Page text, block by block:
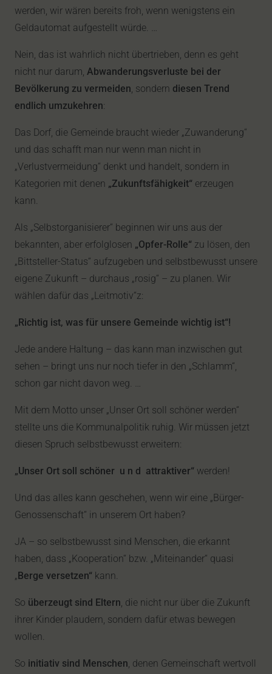
werden, wir wären bereits froh, wenn wenigstens ein
Geldautomat aufgestellt würde. …
Nein, das ist wahrlich nicht übertrieben, denn es geht
nicht nur darum, Abwanderungsverluste bei der
Bevölkerung zu vermeiden, sondern diesen Trend
endlich umzukehren:
Das Dorf, die Gemeinde braucht wieder „Zuwanderung“
und das schafft man nur wenn man nicht in
„Verlustvermeidung“ denkt und handelt, sondern in
Kategorien mit denen „Zukunftsfähigkeit“ erzeugen
kann.
Als „Selbstorganisierer“ beginnen wir uns aus der
bekannten, aber erfolglosen „Opfer-Rolle“ zu lösen, den
„Bittsteller-Status“ aufzugeben und selbstbewusst unsere
eigene Zukunft – durchaus „rosig“ – zu planen. Wir
wählen dafür das „Leitmotiv“z:
„Richtig ist, was für unsere Gemeinde wichtig ist“!
Jede andere Haltung – das kann man inzwischen gut
sehen – bringt uns nur noch tiefer in den „Schlamm“,
schon gar nicht davon weg. …
Mit dem Motto unser „Unser Ort soll schöner werden“
stellte uns die Kommunalpolitik ruhig. Wir müssen jetzt
diesen Spruch selbstbewusst erweitern:
„Unser Ort soll schöner u n d attraktiver“ werden!
Und das alles kann geschehen, wenn wir eine „Bürger-
Genossenschaft“ in unserem Ort haben?
JA – so selbstbewusst sind Menschen, die erkannt
haben, dass „Kooperation“ bzw. „Miteinander“ quasi
„Berge versetzen“ kann.
So überzeugt sind Eltern, die nicht nur über die Zukunft
ihrer Kinder plaudern, sondern dafür etwas bewegen
wollen.
So initiativ sind Menschen, denen Gemeinschaft wertvoll